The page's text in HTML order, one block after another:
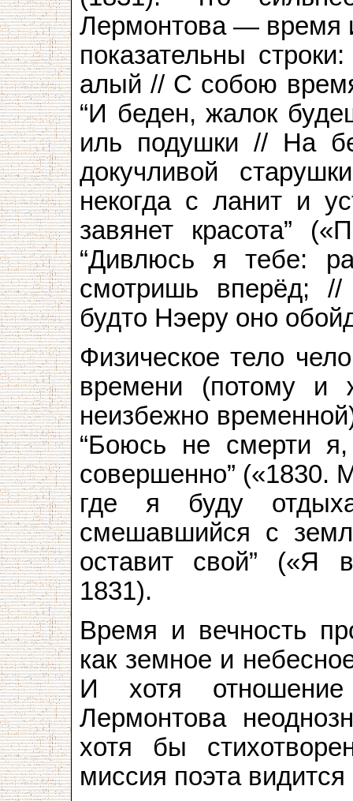
Лермонтова — время
показательны
алый // С собою
“И беден, жалок
иль подушки // На
докучливой
некогда с ланит и
завянет красота”
“Дивлюсь я тебе:
смотришь вперёд;
будто Нэеру оно
Физическое тело
времени (потому и
неизбежно
“Боюсь не смерти
совершенно” («1830.
где я буду
смешавшийся с
оставит свой” («Я
1831).
Время и вечность
как земное и
И хотя
Лермонтова
хотя бы
миссия поэта